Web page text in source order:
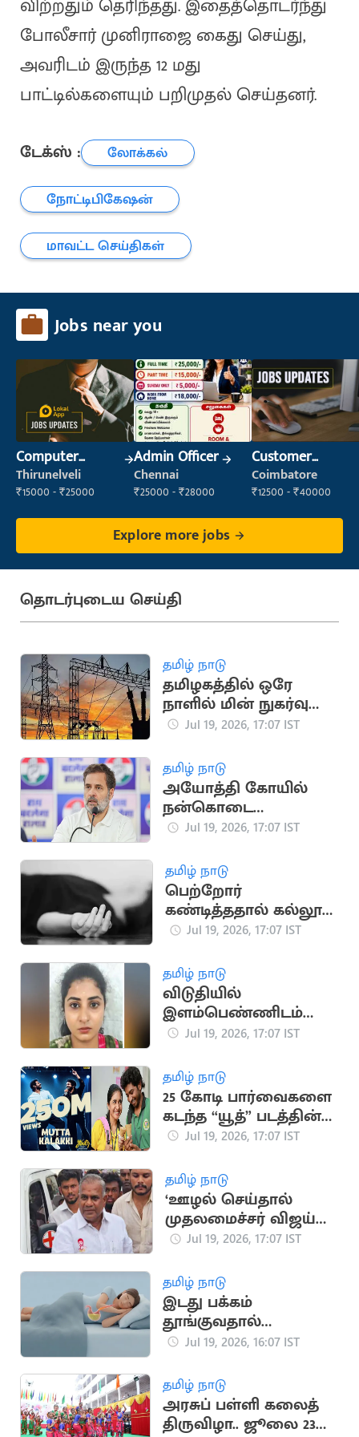
விற்றதும் தெரிந்தது. இதைத்தொடர்ந்து
போலீசார் முனிராஜை கைது செய்து,
அவரிடம் இருந்த 12 மது
பாட்டில்களையும் பறிமுதல் செய்தனர்.
டேக்ஸ் :
லோக்கல்
நோட்டிபிகேஷன்
மாவட்ட செய்திகள்
Jobs near you
Computer
Operator
Thirunelveli
₹15000 - ₹25000
Admin Officer
Chennai
₹25000 - ₹28000
Customer
Support Officer
Coimbatore
₹12500 - ₹40000
Explore more jobs
தொடர்புடைய செய்தி
தமிழ் நாடு
தமிழகத்தில் ஒரே
நாளில் மின் நுகர்வு
475.45 மில்லியன்
Jul 19, 2026, 17:07 IST
தமிழ் நாடு
அயோத்தி கோயில்
நன்கொடை
விவகாரம்: பிரதமருக்கு
Jul 19, 2026, 17:07 IST
தமிழ் நாடு
பெற்றோர்
கண்டித்ததால் கல்லூரி
மாணவி தற்கொலை
Jul 19, 2026, 17:07 IST
தமிழ் நாடு
விடுதியில்
இளம்பெண்ணிடம்
நகை திருடிய
Jul 19, 2026, 17:07 IST
தமிழ் நாடு
25 கோடி பார்வைகளை
கடந்த “யூத்” படத்தின்
“முட்ட கலக்கி” பாடல்
Jul 19, 2026, 17:07 IST
தமிழ் நாடு
‘ஊழல் செய்தால்
முதலமைச்சர் விஜய்
நீக்கிவிடுவார்’..
Jul 19, 2026, 17:07 IST
தமிழ் நாடு
இடது பக்கம்
தூங்குவதால்
கிடைக்கும் முக்கிய
Jul 19, 2026, 16:07 IST
தமிழ் நாடு
அரசுப் பள்ளி கலைத்
திருவிழா.. ஜூலை 23